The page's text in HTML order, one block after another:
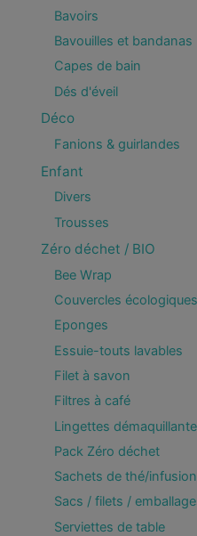
Bavoirs
Bavouilles et bandanas
Capes de bain
Dés d'éveil
Déco
Fanions & guirlandes
Enfant
Divers
Trousses
Zéro déchet / BIO
Bee Wrap
Couvercles écologiques
Eponges
Essuie-touts lavables
Filet à savon
Filtres à café
Lingettes
Pack Zéro déchet
Sachets de thé/
Sacs / filets /
Serviettes de table